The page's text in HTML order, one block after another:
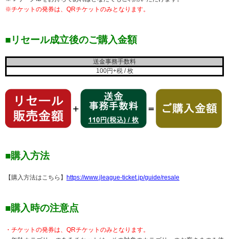
※チケットの発券は、QRチケットのみとなります。
■リセール成立後のご購入金額
送金事務手数料
100円+税 / 枚
■購入方法
【購入方法はこちら】 https://www.jleague-ticket.jp/guide/resale
■購入時の注意点
・チケットの発券は、QRチケットのみとなります。